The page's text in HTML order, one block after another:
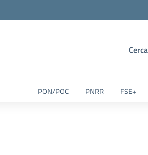
Cerca
PON/POC PNRR FSE+